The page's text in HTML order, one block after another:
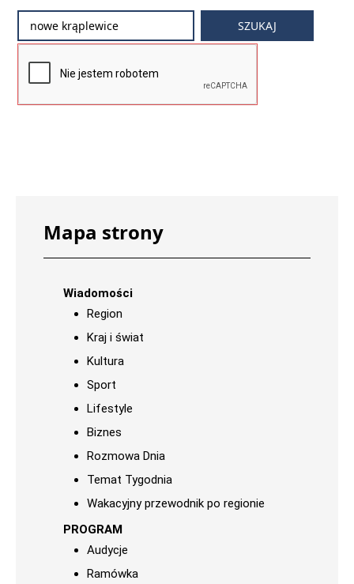
Mapa strony
Wiadomości
Region
Kraj i świat
Kultura
Sport
Lifestyle
Biznes
Rozmowa Dnia
Temat Tygodnia
Wakacyjny przewodnik po regionie
PROGRAM
Audycje
Ramówka